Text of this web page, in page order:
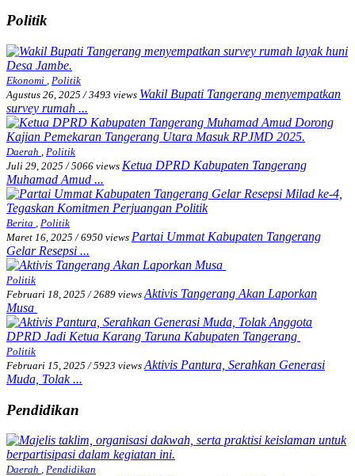
Politik
Ekonomi
Politik
Agustus 26, 2025 / 3493 views Wakil Bupati Tangerang menyempatkan
survey rumah ...
Daerah
Politik
Juli 29, 2025 / 5066 views Ketua DPRD Kabupaten Tangerang
Muhamad Amud ...
Berita
Politik
Maret 16, 2025 / 6950 views Partai Ummat Kabupaten Tangerang
Gelar Resepsi ...
Politik
Februari 18, 2025 / 2689 views Aktivis Tangerang Akan Laporkan
Musa
Politik
Februari 15, 2025 / 5923 views Aktivis Pantura, Serahkan Generasi
Muda, Tolak ...
Pendidikan
Daerah , Pendidikan